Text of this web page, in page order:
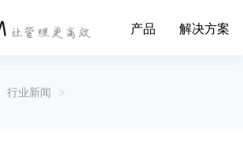
产品 解决方案
行业新闻 >